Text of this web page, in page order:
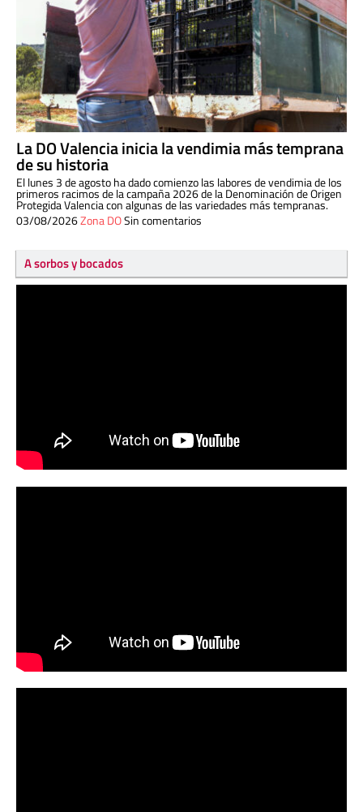
La DO Valencia inicia la vendimia más temprana
de su historia
El lunes 3 de agosto ha dado comienzo las labores de vendimia de los
primeros racimos de la campaña 2026 de la Denominación de Origen
Protegida Valencia con algunas de las variedades más tempranas.
03/08/2026Zona DOSin comentarios
A sorbos y bocados